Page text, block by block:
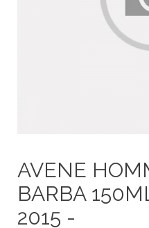
AVENE
BARBA
2015 -